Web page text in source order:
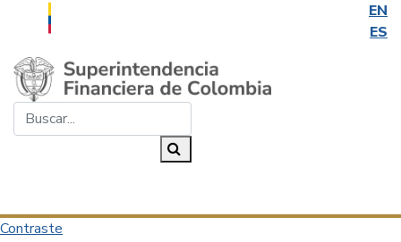
EN
ES
Saltar al contenido principal
Contraste